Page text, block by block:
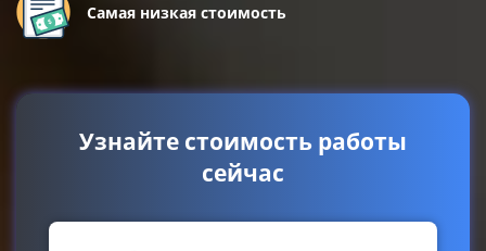
Самая низкая стоимость
Узнайте стоимость работы
сейчас